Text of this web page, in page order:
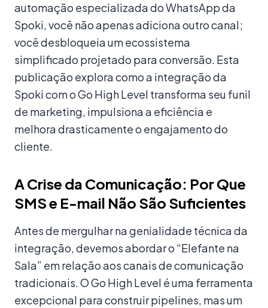
automação especializada do WhatsApp da
Spoki, você não apenas adiciona outro canal;
você desbloqueia um ecossistema
simplificado projetado para conversão. Esta
publicação explora como a integração da
Spoki com o Go High Level transforma seu funil
de marketing, impulsiona a eficiência e
melhora drasticamente o engajamento do
cliente.
A Crise da Comunicação: Por Que
SMS e E-mail Não São Suficientes
Antes de mergulhar na genialidade técnica da
integração, devemos abordar o “Elefante na
Sala” em relação aos canais de comunicação
tradicionais. O Go High Level é uma ferramenta
excepcional para construir pipelines, mas um